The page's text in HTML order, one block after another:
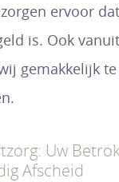
ervoor
is. Ook
gemakkelijk
Uw
Afscheid